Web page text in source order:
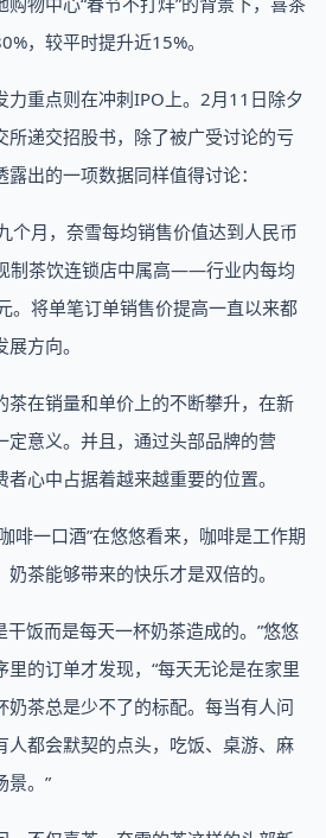
，较平时提升近15%。
力重点则在冲刺IPO上。2月11日除夕
所递交招股书，除了被广受讨论的亏
出的一项数据同样值得讨论：
个月，奈雪每均销售价值达到人民币
制茶饮连锁店中属高——行业内每均
。将单笔订单销售价提高一直以来都
方向。
茶在销量和单价上的不断攀升，在新
定意义。并且，通过头部品牌的营
心中占据着越来越重要的位置。
啡一口酒”在悠悠看来，咖啡是工作期
茶能够带来的快乐才是双倍的。
干饭而是每天一杯奶茶造成的。”悠悠
的订单才发现，“每天无论是在家里
奶茶总是少不了的标配。每当有人问
人都会默契的点头，吃饭、桌游、麻
景。”